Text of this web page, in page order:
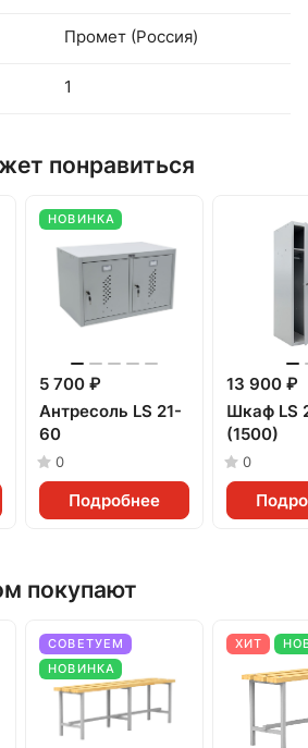
Промет (Россия)
1
понравиться
НОВИНКА
5 700 ₽
Антресоль LS 21-
60
0
Подробнее
13 900 ₽
Шкаф LS
(1500)
0
покупают
СОВЕТУЕМ
НОВИНКА
ХИТ